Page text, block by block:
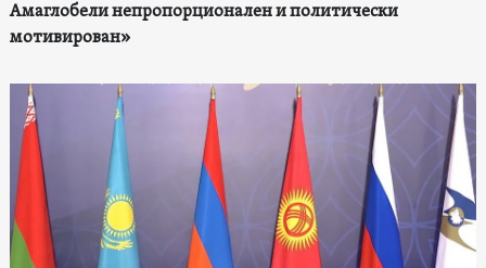
Амаглобели непропорционален и политически
мотивирован»